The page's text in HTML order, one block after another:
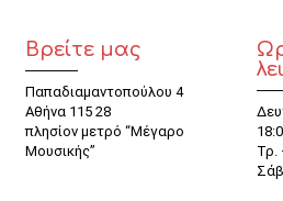
Βρείτε μας
Παπαδιαμαντοπούλου 4
Αθήνα 115 28
πλησίον μετρό “Μέγαρο
Μουσικής”
Τρ.